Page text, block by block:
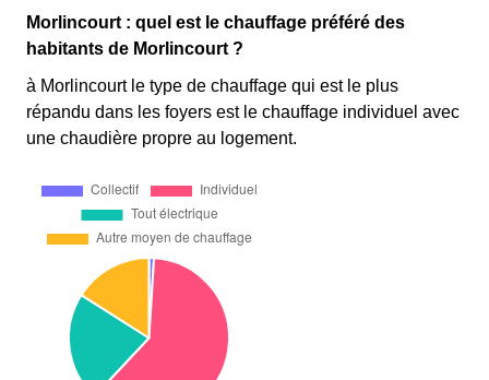
Morlincourt : quel est le chauffage préféré des
habitants de Morlincourt ?
à Morlincourt le type de chauffage qui est le plus
répandu dans les foyers est le chauffage individuel avec
une chaudière propre au logement.